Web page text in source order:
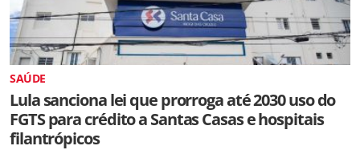
SAÚDE
Lula sanciona lei que prorroga até 2030 uso do
FGTS para crédito a Santas Casas e hospitais
filantrópicos